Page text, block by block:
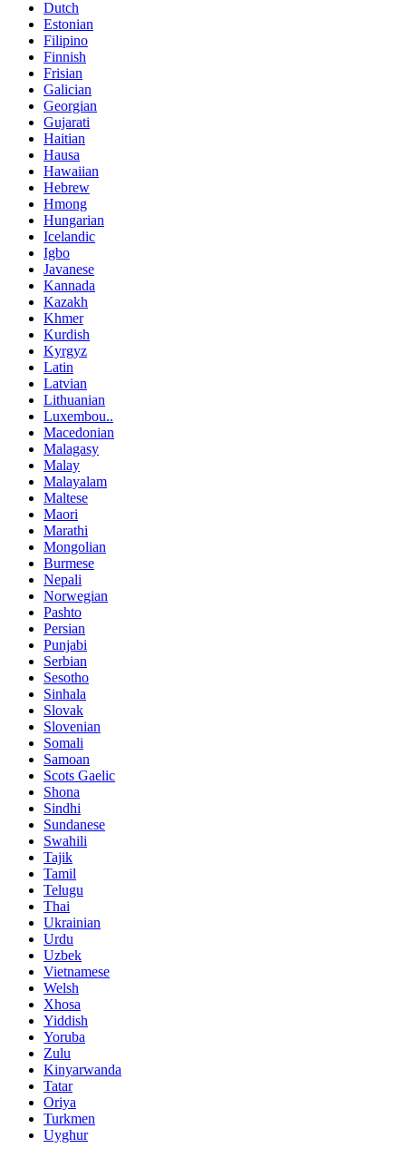
Dutch
Estonian
Filipino
Finnish
Frisian
Galician
Georgian
Gujarati
Haitian
Hausa
Hawaiian
Hebrew
Hmong
Hungarian
Icelandic
Igbo
Javanese
Kannada
Kazakh
Khmer
Kurdish
Kyrgyz
Latin
Latvian
Lithuanian
Luxembou..
Macedonian
Malagasy
Malay
Malayalam
Maltese
Maori
Marathi
Mongolian
Burmese
Nepali
Norwegian
Pashto
Persian
Punjabi
Serbian
Sesotho
Sinhala
Slovak
Slovenian
Somali
Samoan
Scots Gaelic
Shona
Sindhi
Sundanese
Swahili
Tajik
Tamil
Telugu
Thai
Ukrainian
Urdu
Uzbek
Vietnamese
Welsh
Xhosa
Yiddish
Yoruba
Zulu
Kinyarwanda
Tatar
Oriya
Turkmen
Uyghur